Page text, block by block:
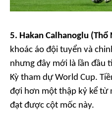
5. Hakan Calhanoglu (Thổ
khoác áo đội tuyển và
nhưng đây mới là lần đầu
Kỳ tham dự World Cup.
đợi hơn một thập kỷ kể từ
đạt được cột mốc này.